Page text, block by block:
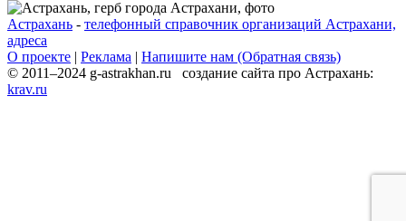
Астрахань - телефонный справочник организаций Астрахани,
адреса
О проекте | Реклама | Напишите нам (Обратная связь)
© 2011–2024 g-astrakhan.ru создание сайта про Астрахань:
krav.ru